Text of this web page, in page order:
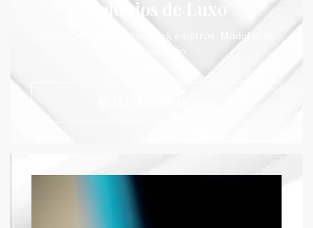
Relógios de Luxo
Rolex, Cartier, Omega, Patek e outros. Modelos de
alta precisão.